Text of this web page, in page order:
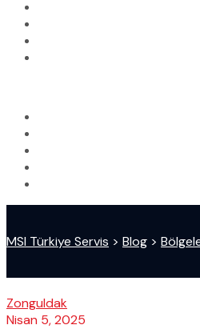
MSI Türkiye Servis > Blog >
Zonguldak
Nisan 5, 2025